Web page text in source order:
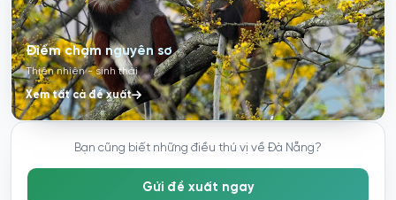
Điểm chạm nguyên sơ
Thiên nhiên - sinh thái
Xem tất cả đề xuất
Bạn cũng biết những điều thú vị về Đà Nẵng?
Gửi đề xuất ngay